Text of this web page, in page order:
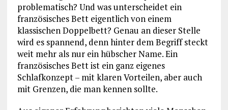
problematisch? Und was unterscheidet ein
französisches Bett eigentlich von einem
klassischen Doppelbett? Genau an dieser Stelle
wird es spannend, denn hinter dem Begriff steckt
weit mehr als nur ein hübscher Name. Ein
französisches Bett ist ein ganz eigenes
Schlafkonzept – mit klaren Vorteilen, aber auch
mit Grenzen, die man kennen sollte.